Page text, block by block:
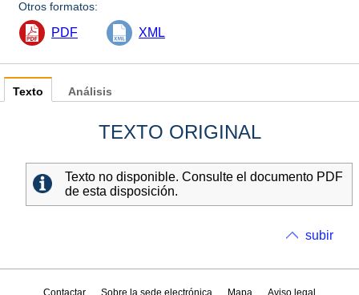
Otros formatos:
PDF XML
Texto
TEXTO ORIGINAL
Texto no disponible. Consulte el documento PDF
de esta disposición.
Análisis
subir
Contactar Sobre la sede electrónica Mapa Aviso legal